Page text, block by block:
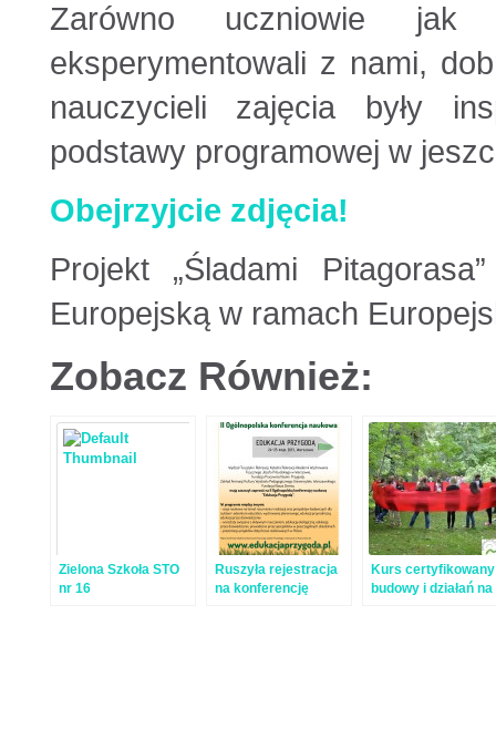
Zarówno uczniowie
eksperymentowali z nami,
nauczycieli zajęcia były
podstawy programowej w
Obejrzyjcie zdjęcia!
Projekt „Śladami
Europejską w ramach
Zobacz Również:
Zielona Szkoła STO
nr 16
Ruszyła rejestracja
na konferencję
Kurs certyfikowany
budowy i działań na